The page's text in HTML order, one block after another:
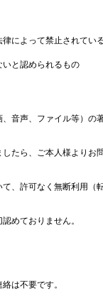
によって禁止されている
と認められるもの
音声、ファイル等）の
たら、ご本人様よりお
、許可なく無断利用（
めておりません。
は不要です。